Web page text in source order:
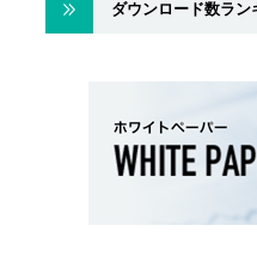
ダウンロード数ラン